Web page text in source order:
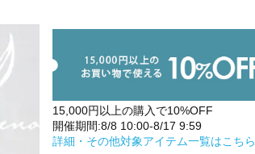
15,000円以上の購入で10%OFF
開催期間:8/8 10:00-8/17 9:59
詳細・その他対象アイテム一覧はこちら